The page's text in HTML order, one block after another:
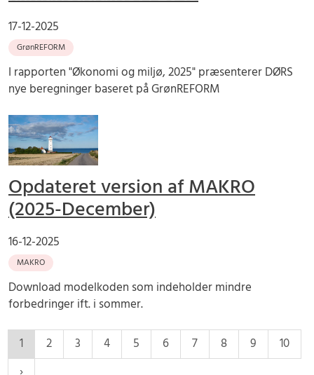
17-12-2025
GrønREFORM
I rapporten "Økonomi og miljø, 2025" præsenterer DØRS
nye beregninger baseret på GrønREFORM
Opdateret version af MAKRO
(2025-December)
16-12-2025
MAKRO
Download modelkoden som indeholder mindre
forbedringer ift. i sommer.
1 2 3 4 5 6 7 8 9 10